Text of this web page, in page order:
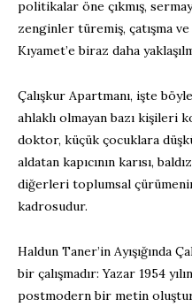
politikalar öne çıkmış,
zenginler türemiş, çatışma
Kıyamet’e biraz daha
Çalışkur Apartmanı, işte
ahlaklı olmayan bazı kişileri
doktor, küçük çocuklara
aldatan kapıcının karısı,
diğerleri toplumsal
kadrosudur.
Haldun Taner’in Ayışığında
bir çalışmadır: Yazar 1954
postmodern bir metin